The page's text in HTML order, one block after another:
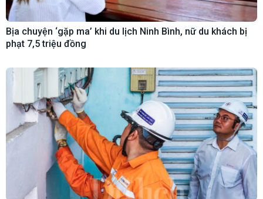
Bịa chuyện ‘gặp ma’ khi du lịch Ninh Bình, nữ du khách bị
phạt 7,5 triệu đồng